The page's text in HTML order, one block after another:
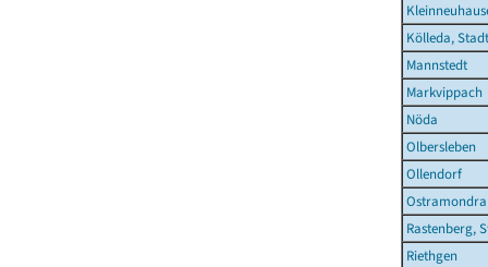
Kölleda, Stadt
Mannstedt
Markvippach
Nöda
Olbersleben
Ollendorf
Ostramondra
Rastenberg,
Riethgen